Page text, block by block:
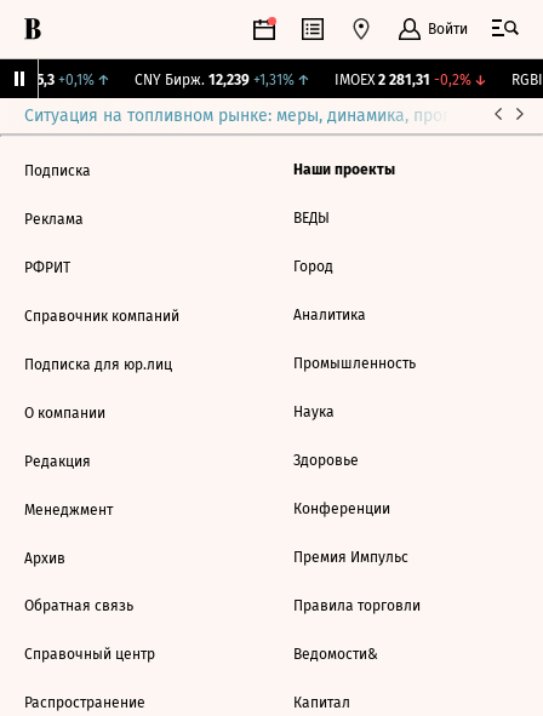
Войти
115,3 +0,1%↑ CNY Бирж. 12,239 +1,31%↑ IMOEX 2 281,31 -0,2%↓
Ситуация на топливном рынке: меры, динамика, прогнозы
Подписка
Реклама
РФРИТ
Справочник компаний
Подписка для юр.лиц
О компании
Редакция
Менеджмент
Архив
Обратная связь
Справочный центр
Распространение
Наши проекты
ВЕДЫ
Город
Аналитика
Промышленность
Наука
Здоровье
Конференции
Премия Импульс
Правила торговли
Ведомости&
Капитал